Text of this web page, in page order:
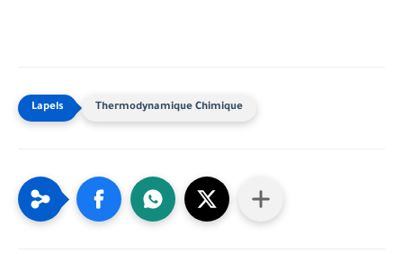
Thermodynamique Chimique